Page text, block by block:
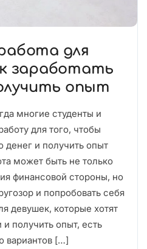
для
заработать
опыт
многие студенты и
для того, чтобы
денег и получить опыт
может быть не только
финансовой стороны, но
и попробовать себя
девушек, которые хотят
и получить опыт, есть
вариантов […]